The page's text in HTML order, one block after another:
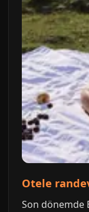
Otele
Son dönemde